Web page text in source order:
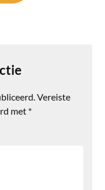
Vereiste
met *